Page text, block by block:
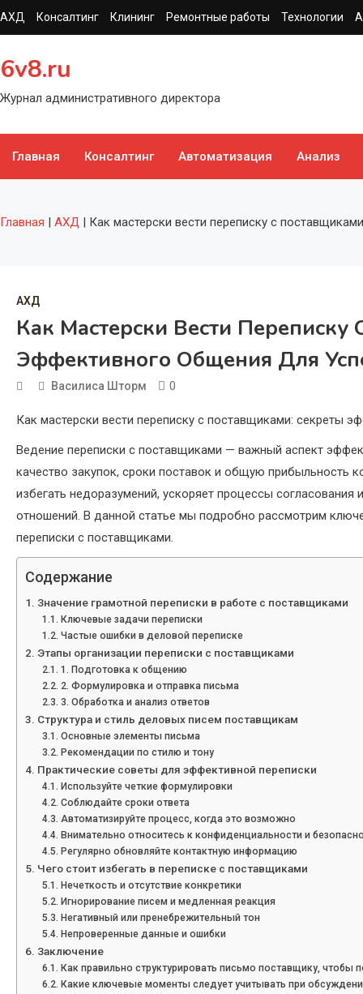
Перейти
к
АХД Консалтинг Клининг Ремонтные работы Технологии
6v8.ru
Журнал административного директора
Главная Консалтинг Автоматизация Анализ
Главная | АХД | Как мастерски вести переписку с
АХД
Как Мастерски Вести
Эффективного Общения Для
Василиса Шторм 0
Как мастерски вести переписку с поставщиками: секреты
Ведение переписки с поставщиками — важный аспект
качество закупок, сроки поставок и общую прибыльность
избегать недоразумений, ускоряет процессы
отношений. В данной статье мы подробно рассмотрим
переписки с поставщиками.
Содержание
Значение грамотной переписки в работе с поставщиками
Ключевые задачи переписки
Частые ошибки в деловой переписке
Этапы организации переписки с поставщиками
1. Подготовка к общению
2. Формулировка и отправка письма
3. Обработка и анализ ответов
Структура и стиль деловых писем поставщикам
Основные элементы письма
Рекомендации по стилю и тону
Практические советы для эффективной переписки
Используйте четкие формулировки
Соблюдайте сроки ответа
Автоматизируйте процесс, когда это возможно
Внимательно относитесь к конфиденциальности и
Регулярно обновляйте контактную информацию
Чего стоит избегать в переписке с поставщиками
Нечеткость и отсутствие конкретики
Игнорирование писем и медленная реакция
Негативный или пренебрежительный тон
Непроверенные данные и ошибки
Заключение
Как правильно структурировать письмо поставщику, чтобы
Какие ключевые моменты следует учитывать при